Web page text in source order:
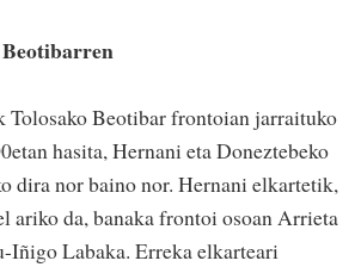
Tolosako Beotibar frontoian jarraituko
hasita, Hernani eta Doneztebeko
dira nor baino nor. Hernani elkartetik,
ariko da, banaka frontoi osoan Arrieta
Iñigo Labaka. Erreka elkarteari